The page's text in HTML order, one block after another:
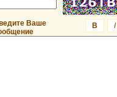
I
B
Ваше